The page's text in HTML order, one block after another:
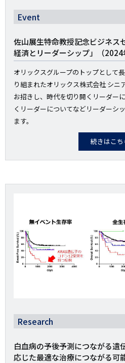
Event
佐山展生特命教授記念ビジネス
経済とリーダーシップ」（2024
オリックスグループのトップとして
り組まれたオリックス株式会社 シニ
お招きし、時代を切り開くリーダー
くリーダーについてなどリーダーシ
ます。
続きはこち
Research
白血病の予後予測につながる
応じた最適な治療につながる可